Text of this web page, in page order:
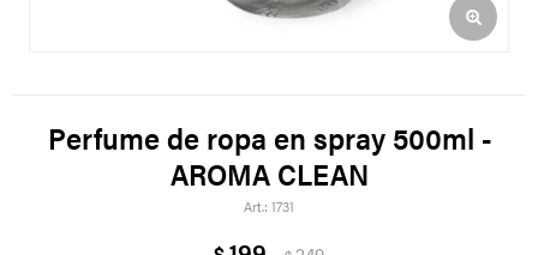
Perfume de ropa en spray 500ml -
AROMA CLEAN
1731